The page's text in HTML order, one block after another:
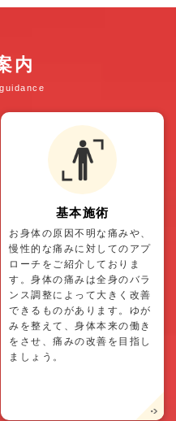
内
基本施術
お身体の原因不明な痛みや、
慢性的な痛みに対してのアプ
ローチをご紹介しておりま
す。身体の痛みは全身のバラ
ンス調整によって大きく改善
できるものがあります。ゆが
みを整えて、身体本来の働き
をさせ、痛みの改善を目指し
ましょう。